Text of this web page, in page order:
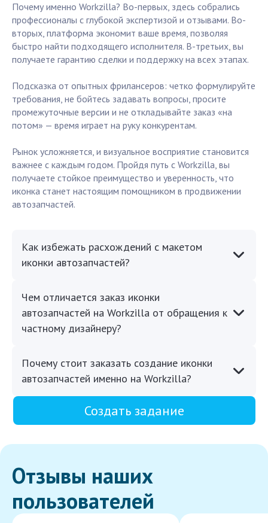
Почему именно Workzilla? Во-первых, здесь собрались
профессионалы с глубокой экспертизой и отзывами. Во-
вторых, платформа экономит ваше время, позволяя
быстро найти подходящего исполнителя. В-третьих, вы
получаете гарантию сделки и поддержку на всех этапах.
Подсказка от опытных фрилансеров: четко формулируйте
требования, не бойтесь задавать вопросы, просите
промежуточные версии и не откладывайте заказ «на
потом» — время играет на руку конкурентам.
Рынок усложняется, и визуальное восприятие становится
важнее с каждым годом. Пройдя путь с Workzilla, вы
получаете стойкое преимущество и уверенность, что
иконка станет настоящим помощником в продвижении
автозапчастей.
Как избежать расхождений с макетом
иконки автозапчастей?
Чем отличается заказ иконки
автозапчастей на Workzilla от обращения к
частному дизайнеру?
Почему стоит заказать создание иконки
автозапчастей именно на Workzilla?
Создать задание
Отзывы наших
пользователей